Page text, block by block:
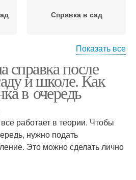
Справка в сад
Показать все
справка после
и школе. Как
в очередь
работает в теории. Чтобы
нужно подать
Это можно сделать лично